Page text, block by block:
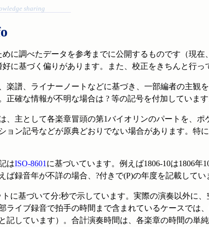
sharing
に調べたデータを参考までに公開するものです（現
に基づく偏りがあります。また、校正をきちんと行っ
楽譜、ライナーノートなどに基づき、一部編者の主観
正確な情報が不明な場合は ? 等の記号を付加しています
、主として各楽章冒頭の第1バイオリンのパートを、
ョン記号などが原典どおりでない場合があります。特
はISO-8601 に基づいています。例えば1806-10は1806年
ば録音年が不詳の場合、?付きで(P)の年度を記載してい
に基づいて分:秒で示しています。実際の演奏以外に
ライブ録音で拍手の時間まで含まれているケースでは
記しています）。合計演奏時間は、各楽章の時間の単